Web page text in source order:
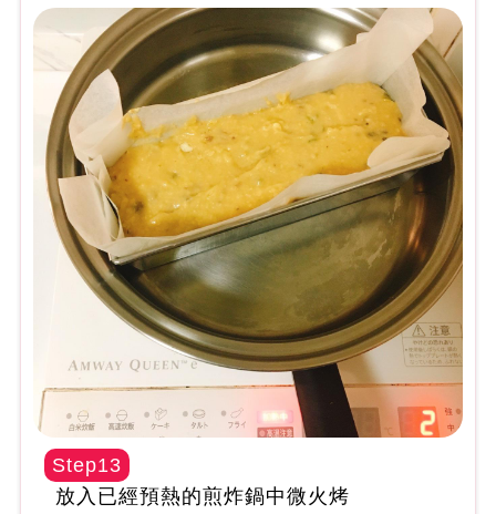
Step13
放入已經預熱的煎炸鍋中微火烤